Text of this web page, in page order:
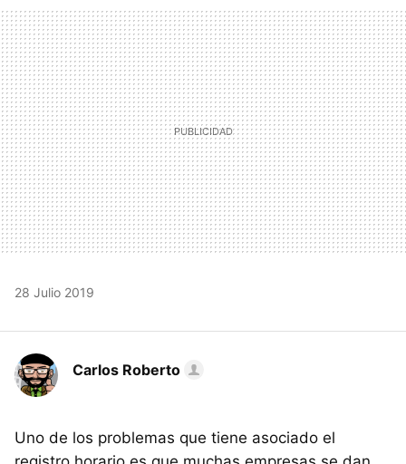
MAIL
28 Julio 2019
Carlos Roberto
Uno de los problemas que tiene asociado el